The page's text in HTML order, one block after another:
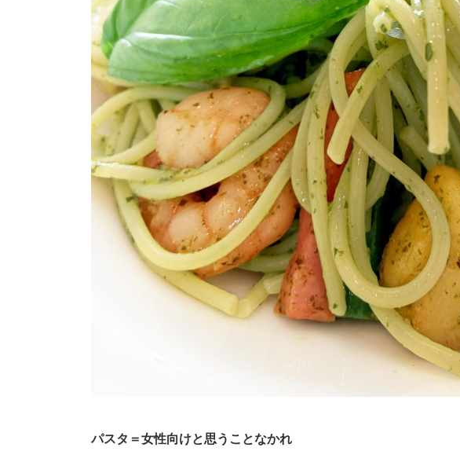
パスタ＝女性向けと思うことなかれ